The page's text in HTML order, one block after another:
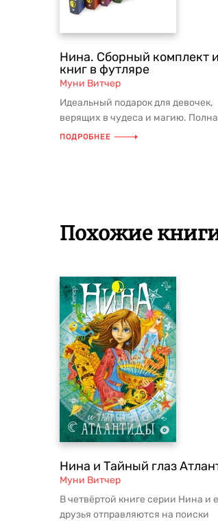
Нина. Сборный комплект
книг в футляре
Муни Витчер
Идеальный подарок для девочек,
верящих в чудеса и магию.
коллекция для поклонниц
ПОДРОБНЕЕ
Похожие
Нина и Тайный глаз
Муни Витчер
В четвёртой книге серии Нина и
друзья отправляются на поиски